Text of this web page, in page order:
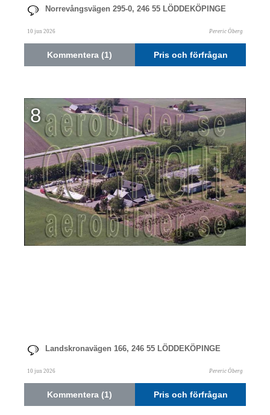
Norrevångsvägen 295-0, 246 55 LÖDDEKÖPINGE
10 jun 2026 Pereric Öberg
Kommentera (1) Pris och förfrågan
8
Landskronavägen 166, 246 55 LÖDDEKÖPINGE
10 jun 2026 Pereric Öberg
Kommentera (1) Pris och förfrågan